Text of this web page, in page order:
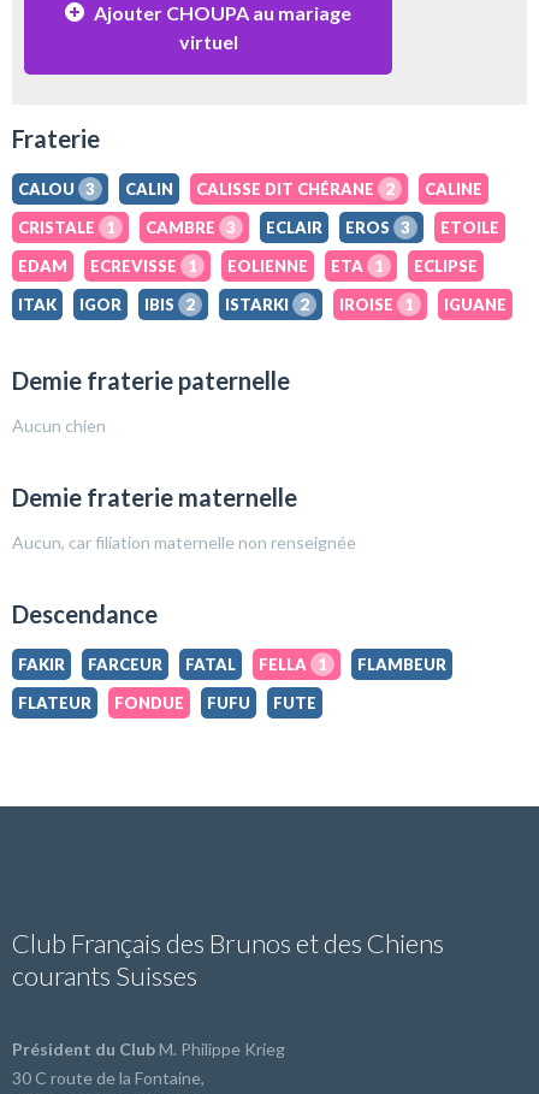
Ajouter CHOUPA au mariage
virtuel
Fraterie
CALOU 3 CALIN CALISSE DIT CHÉRANE 2
CALINE
CRISTALE
1 CAMBRE 3 ECLAIR EROS 3
ETOILE
EDAM
ECREVISSE 1 EOLIENNE ETA 1
ECLIPSE
ITAK
IGOR IBIS 2 ISTARKI 2 IROISE 1 IGUANE
Demie fraterie paternelle
Aucun chien
Demie fraterie maternelle
Aucun, car filiation maternelle non renseignée
Descendance
FAKIR FARCEUR FATAL FELLA 1
FLAMBEUR
FLATEUR
FONDUE FUFU FUTE
Club Français des Brunos et des Chiens
courants Suisses
Président du ClubM. Philippe Krieg
30 C route de la Fontaine,